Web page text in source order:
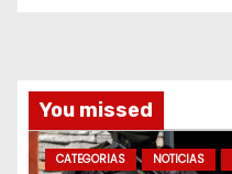
s
You missed
CATEGORIAS NOTICIAS